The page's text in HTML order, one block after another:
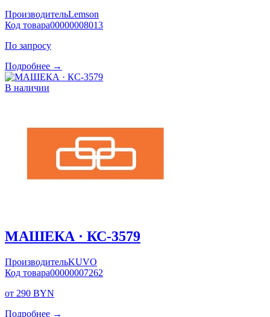
ПроизводительLemson
Код товара00000008013
По запросу
Подробнее →
В наличии
МАШЕКА · КС-3579
ПроизводительKUVO
Код товара00000007262
от 290 BYN
Подробнее →